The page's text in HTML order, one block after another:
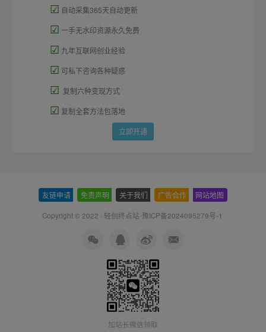
☑ 自动采集365天自动更新
☑ 一手无水印资源永久免费
☑ 九年互联网创业经验
☑ 可私下咨询各种疑惑
☑ 复制六种变现方式
☑ 复制全套方法包落地
立即开通
友链申请 免责声明 关于我们 广告合作 网站地图
Copyright © 2022 · 轻创终点站-豫ICP备2024095279号-1
加站长微信领取